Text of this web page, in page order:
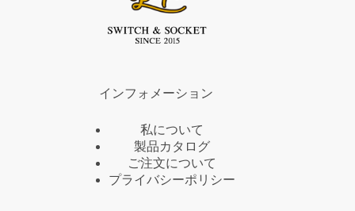
インフォメーション
私について
製品カタログ
ご注文について
プライバシーポリシー